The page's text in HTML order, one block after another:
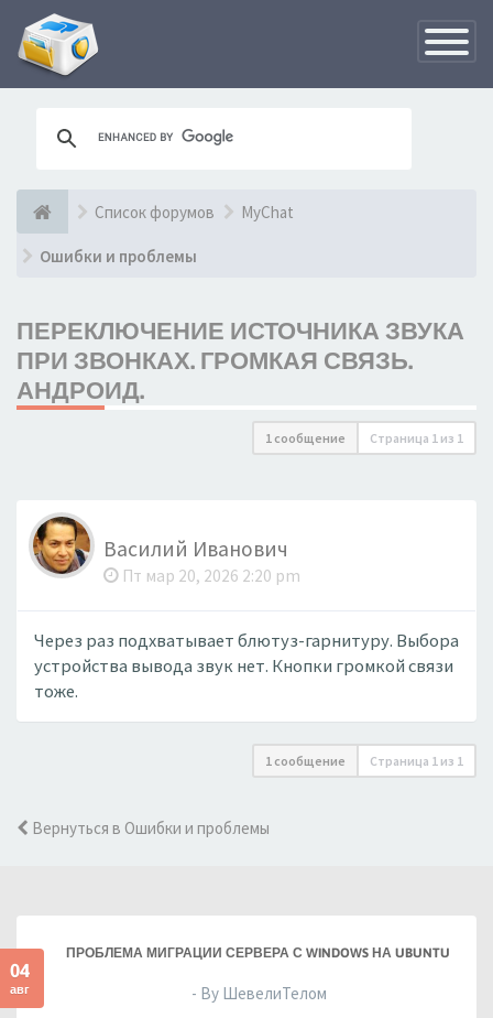
Список форумов MyChat
Ошибки и проблемы
ПЕРЕКЛЮЧЕНИЕ ИСТОЧНИКА ЗВУКА
ПРИ ЗВОНКАХ. ГРОМКАЯ СВЯЗЬ.
АНДРОИД.
1 сообщение Страница 1 из 1
Василий Иванович
Пт мар 20, 2026 2:20 pm
Через раз подхватывает блютуз-гарнитуру. Выбора
устройства вывода звук нет. Кнопки громкой связи
тоже.
1 сообщение Страница 1 из 1
Вернуться в Ошибки и проблемы
04
авг
ПРОБЛЕМА МИГРАЦИИ СЕРВЕРА С WINDOWS НА UBUNTU
- By ШевелиТелом